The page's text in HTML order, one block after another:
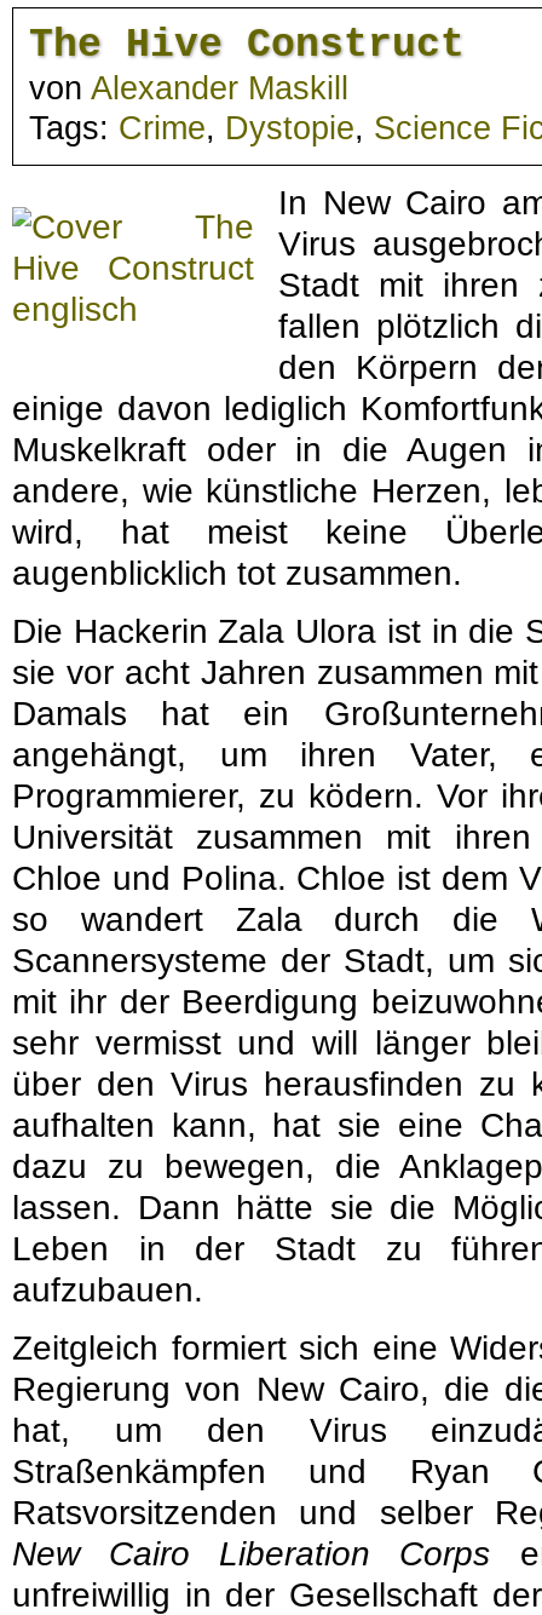
The Hive Construct
von Alexander Maskill
Tags: Crime, Dystopie, Science
In New Cairo
Virus
Stadt mit ihren
fallen plötzlich
den Körpern
einige davon lediglich
Muskelkraft oder in die Augen
andere, wie künstliche Herzen,
wird, hat meist keine
augenblicklich tot zusammen.
Die Hackerin Zala Ulora ist in die
sie vor acht Jahren zusammen
Damals hat ein
angehängt, um ihren Vater,
Programmierer, zu ködern. Vor
Universität zusammen mit
Chloe und Polina. Chloe ist dem
so wandert Zala durch die
Scannersysteme der Stadt, um
mit ihr der Beerdigung
sehr vermisst und will länger
über den Virus herausfinden zu
aufhalten kann, hat sie eine
dazu zu bewegen, die
lassen. Dann hätte sie die
Leben in der Stadt zu
aufzubauen.
Zeitgleich formiert sich eine
Regierung von New Cairo, die
hat, um den Virus
Straßenkämpfen und
Ratsvorsitzenden und selber
New Cairo Liberation Corps
unfreiwillig in der Gesellschaft